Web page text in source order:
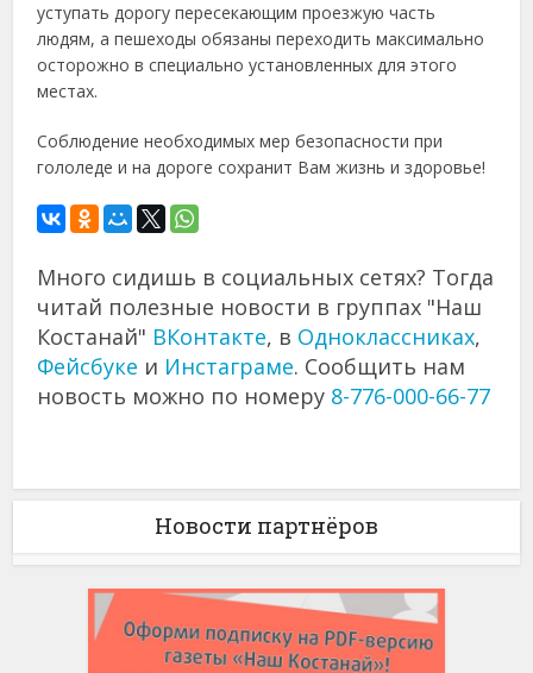
уступать дорогу пересекающим проезжую часть
людям, а пешеходы обязаны переходить максимально
осторожно в специально установленных для этого
местах.
Соблюдение необходимых мер безопасности при
гололеде и на дороге сохранит Вам жизнь и здоровье!
Много сидишь в социальных сетях? Тогда
читай полезные новости в группах "Наш
Костанай" ВКонтакте, в Одноклассниках,
Фейсбуке и Инстаграме. Сообщить нам
новость можно по номеру 8-776-000-66-77
Новости партнёров